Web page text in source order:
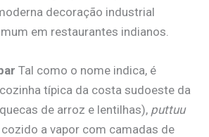
decoração industrial
em restaurantes indianos.
Tal como o nome indica, é
típica da costa sudoeste da
de arroz e lentilhas), puttuu
a vapor com camadas de